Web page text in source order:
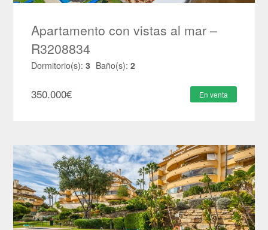
Apartamento con vistas al mar –
R3208834
Dormitorio(s): 3 Baño(s): 2
350.000€ En venta